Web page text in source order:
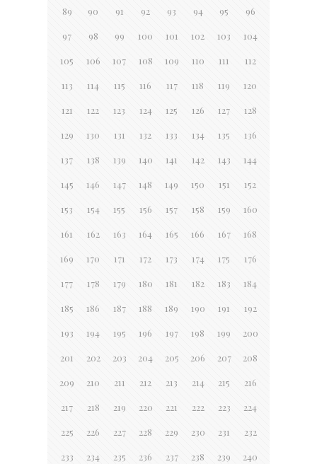
89 90 91 92 93 94 95 96
97 98 99 100 101 102 103 104
105 106 107 108 109 110 111 112
113 114 115 116 117 118 119 120
121 122 123 124 125 126 127 128
129 130 131 132 133 134 135 136
137 138 139 140 141 142 143 144
145 146 147 148 149 150 151 152
153 154 155 156 157 158 159 160
161 162 163 164 165 166 167 168
169 170 171 172 173 174 175 176
177 178 179 180 181 182 183 184
185 186 187 188 189 190 191 192
193 194 195 196 197 198 199 200
201 202 203 204 205 206 207 208
209 210 211 212 213 214 215 216
217 218 219 220 221 222 223 224
225 226 227 228 229 230 231 232
233 234 235 236 237 238 239 240